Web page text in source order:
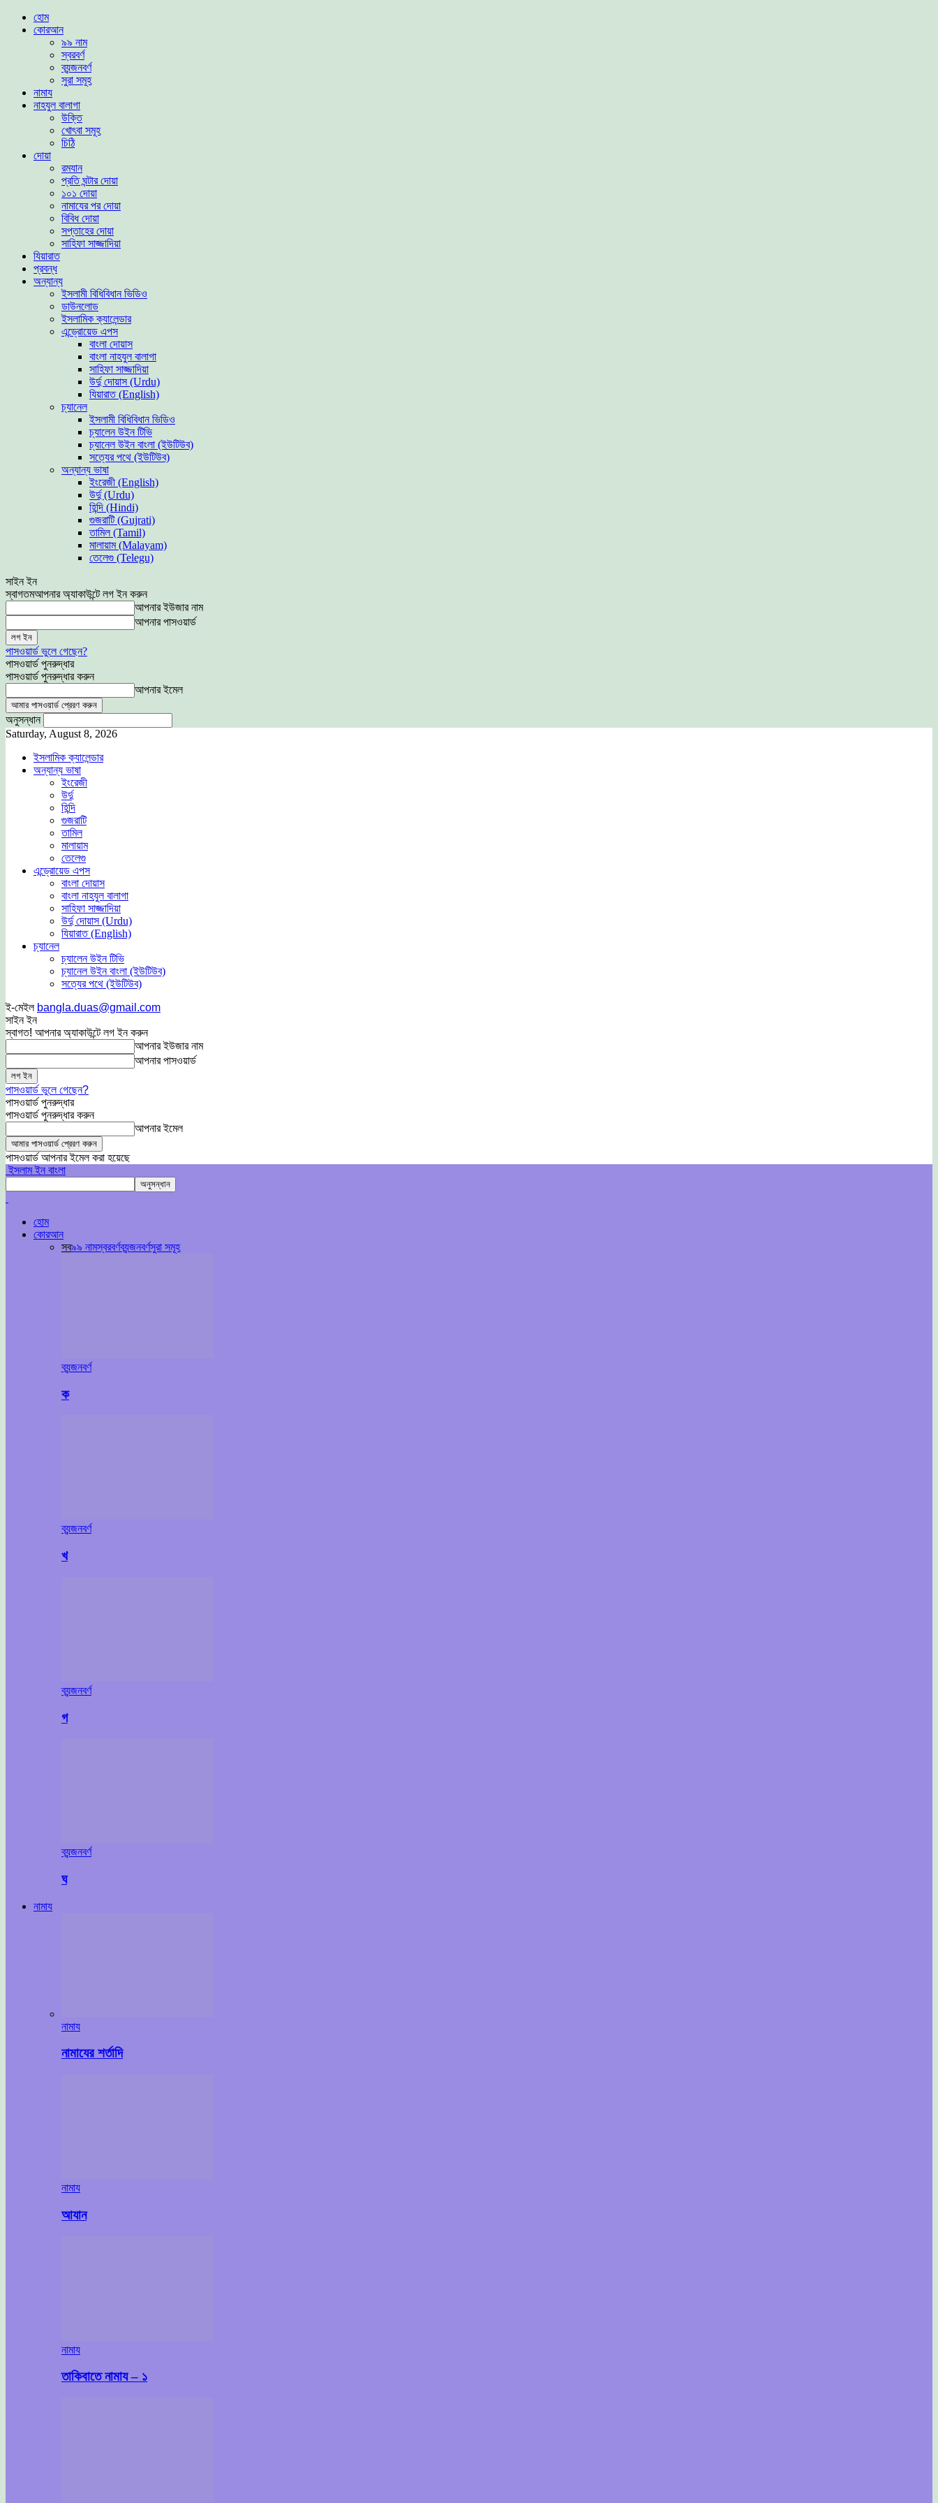
হোম
কোরআন
৯৯ নাম
স্বরবর্ণ
ব্যন্জনবর্ণ
সুরা সমূহ
নামায
নাহযুল বালাগা
উক্তি
খোৎবা সমূহ
চিঠি
দোয়া
রমযান
প্রতি ঘন্টার দোয়া
১০১ দোয়া
নামাযের পর দোয়া
বিবিধ দোয়া
সপ্তাহের দোয়া
সাহিফা সাজ্জাদিয়া
যিয়ারাত
প্রবন্ধ
অন্যান্য
ইসলামী বিধিবিধান ভিডিও
ডাউনলোড
ইসলামিক ক্যালেন্ডার
এন্ড্রোয়েড এপস
বাংলা দোয়াস
বাংলা নাহযুল বালাগা
সাহিফা সাজ্জাদিয়া
উর্দু দোয়াস (Urdu)
যিয়ারাত (English)
চ্যানেল
ইসলামী বিধিবিধান ভিডিও
চ্যালেন উইন টিভি
চ্যানেল উইন বাংলা (ইউটিউব)
সত্যের পথে (ইউটিউব)
অন্যান্য ভাষা
ইংরেজী (English)
উর্দু (Urdu)
হিন্দি (Hindi)
গুজরাটি (Gujrati)
তামিল (Tamil)
মালায়াম (Malayam)
তেলেগু (Telegu)
সাইন ইন
স্বাগতমআপনার অ্যাকাউন্টে লগ ইন করুন
আপনার ইউজার নাম
আপনার পাসওয়ার্ড
পাসওয়ার্ড ভুলে গেছেন?
পাসওয়ার্ড পুনরুদ্ধার
পাসওয়ার্ড পুনরুদ্ধার করুন
আপনার ইমেল
অনুসন্ধান
Saturday, August 8, 2026
ইসলামিক ক্যালেন্ডার
অন্যান্য ভাষা
ইংরেজী
উর্দু
হিন্দি
গুজরাটি
তামিল
মালায়াম
তেলেগু
এন্ড্রোয়েড এপস
বাংলা দোয়াস
বাংলা নাহযুল বালাগা
সাহিফা সাজ্জাদিয়া
উর্দু দোয়াস (Urdu)
যিয়ারাত (English)
চ্যানেল
চ্যালেন উইন টিভি
চ্যানেল উইন বাংলা (ইউটিউব)
সত্যের পথে (ইউটিউব)
ই-মেইল bangla.duas@gmail.com
সাইন ইন
স্বাগত! আপনার অ্যাকাউন্টে লগ ইন করুন
আপনার ইউজার নাম
আপনার পাসওয়ার্ড
পাসওয়ার্ড ভুলে গেছেন?
পাসওয়ার্ড পুনরুদ্ধার
পাসওয়ার্ড পুনরুদ্ধার করুন
আপনার ইমেল
পাসওয়ার্ড আপনার ইমেল করা হয়েছে
ইসলাম ইন বাংলা
হোম
কোরআন
সব৯৯ নামস্বরবর্ণব্যন্জনবর্ণসুরা সমূহ
ব্যন্জনবর্ণ
ক
ব্যন্জনবর্ণ
খ
ব্যন্জনবর্ণ
গ
ব্যন্জনবর্ণ
ঘ
নামায
নামায
নামাযের শর্তাদি
নামায
আযান
নামায
তাকিবাতে নামায – ১